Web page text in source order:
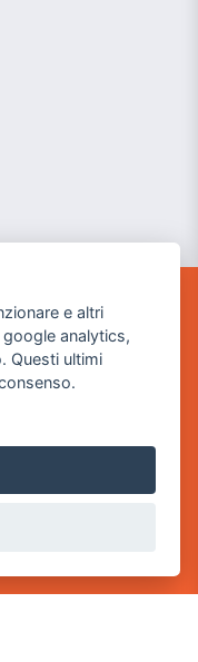
e altri
analytics,
Questi ultimi